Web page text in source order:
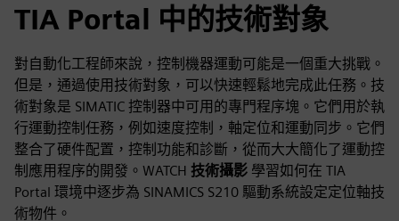
TIA Portal 中的技術對象
對自動化工程師來說，控制機器運動可能是一個重大挑戰。
但是，通過使用技術對象，可以快速輕鬆地完成此任務。技
術對象是 SIMATIC 控制器中可用的專門程序塊。它們用於執
行運動控制任務，例如速度控制，軸定位和運動同步。它們
整合了硬件配置，控制功能和診斷，從而大大簡化了運動控
制應用程序的開發。WATCH 技術攝影 學習如何在 TIA
Portal 環境中逐步為 SINAMICS S210 驅動系統設定定位軸技
術物件。